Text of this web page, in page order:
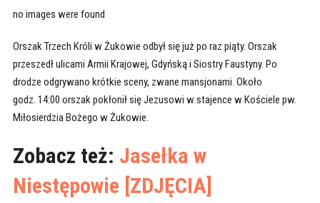
no images were found
Orszak Trzech Króli w Żukowie odbył się już po raz piąty. Orszak
przeszedł ulicami Armii Krajowej, Gdyńską i Siostry Faustyny. Po
drodze odgrywano krótkie sceny, zwane mansjonami. Około
godz. 14:00 orszak pokłonił się Jezusowi w stajence w Kościele pw.
Miłosierdzia Bożego w Żukowie.
Zobacz też: Jasełka w
Niestępowie [ZDJĘCIA]